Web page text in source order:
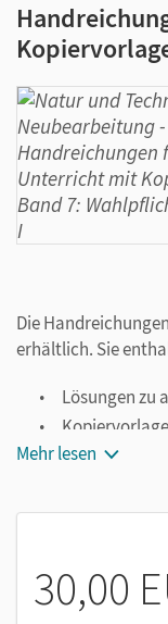
Die
erhältlich. Sie
Lösungen zu
anderem mit
einführende
des
Schulbuch
Mehr lesen
30,00